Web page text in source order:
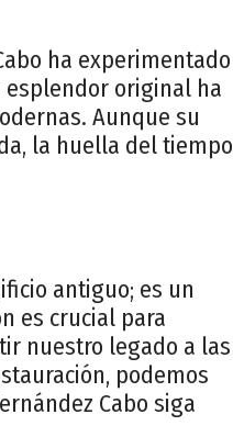
ha experimentado
esplendor original ha
Aunque su
la huella del tiempo
antiguo; es un
es crucial para
nuestro legado a las
podemos
Cabo siga